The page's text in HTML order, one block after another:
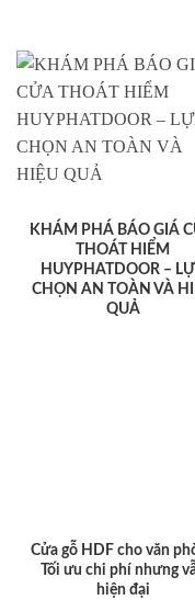
KHÁM PHÁ BÁO GIÁ
THOÁT HIỂM
HUYPHATDOOR –
CHỌN AN TOÀN VÀ
QUẢ
Cửa gỗ HDF cho văn
Tối ưu chi phí nhưng
hiện đại